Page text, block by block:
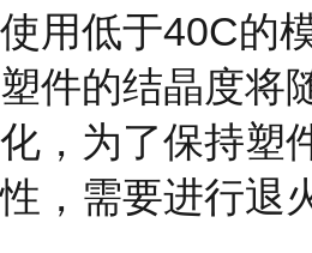
使用低于40C的
塑件的结晶度将
化，为了保持塑
性，需要进行退